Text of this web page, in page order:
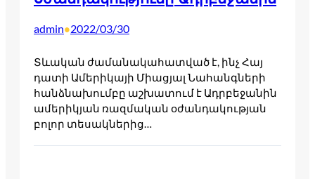
admin•2022/03/30
Տևական ժամանակահատված է, ինչ Հայ
դատի Ամերիկայի Միացյալ Նահանգների
հանձնախումբը աշխատում է Ադրբեջանին
ամերիկյան ռազմական օժանդակության
բոլոր տեսակներից…